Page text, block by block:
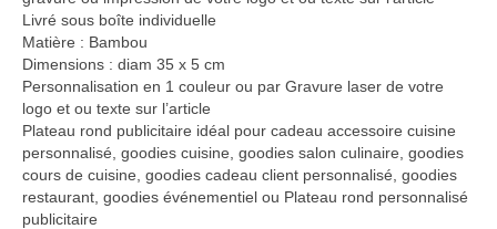
Casquette publicitaire
Carnet personnalisé Notes
Repositionnable
Notes repositionnables
Bloc–notes Personnalisé
Carnet A5 Personnalisé
Livré sous boîte individuelle
Matière : Bambou
Dimensions : diam 35 x 5 cm
Personnalisation en 1 couleur ou par Gravure laser de votre
logo et ou texte sur l’article
Plateau rond publicitaire idéal pour cadeau accessoire cuisine
personnalisé, goodies cuisine, goodies salon culinaire, goodies
cours de cuisine, goodies cadeau client personnalisé, goodies
restaurant, goodies événementiel ou Plateau rond personnalisé
publicitaire